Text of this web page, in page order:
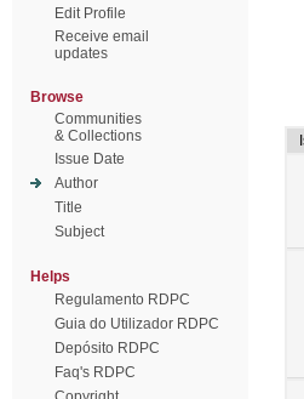
Edit Profile
Receive email
updates
Browse
Communities
& Collections
Issue Date
Author
Title
Subject
Helps
Regulamento RDPC
Guia do Utilizador RDPC
Depósito RDPC
Faq's RDPC